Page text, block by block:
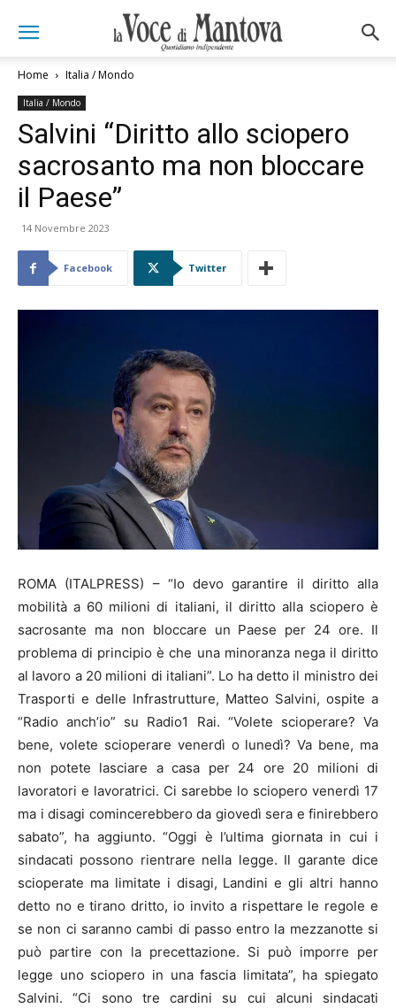
Home Italia / Mondo
Italia / Mondo
Salvini “Diritto allo sciopero
sacrosanto ma non bloccare
il Paese”
14 Novembre 2023
Facebook Twitter
ROMA (ITALPRESS) – “Io devo garantire il diritto alla
mobilità a 60 milioni di italiani, il diritto alla sciopero è
sacrosante ma non bloccare un Paese per 24 ore. Il
problema di principio è che una minoranza nega il diritto
al lavoro a 20 milioni di italiani”. Lo ha detto il ministro dei
Trasporti e delle Infrastrutture, Matteo Salvini, ospite a
“Radio anch’io” su Radio1 Rai. “Volete scioperare? Va
bene, volete scioperare venerdì o lunedì? Va bene, ma
non potete lasciare a casa per 24 ore 20 milioni di
lavoratori e lavoratrici. Ci sarebbe lo sciopero venerdì 17
ma i disagi comincerebbero da giovedì sera e finirebbero
sabato”, ha aggiunto. “Oggi è l’ultima giornata in cui i
sindacati possono rientrare nella legge. Il garante dice
scioperate ma limitate i disagi, Landini e gli altri hanno
detto no e tirano dritto, io invito a rispettare le regole e
se non ci saranno cambi di passo entro la mezzanotte si
può partire con la precettazione. Si può imporre per
legge uno sciopero in una fascia limitata”, ha spiegato
Salvini. “Ci sono tre cardini su cui alcuni sindacati